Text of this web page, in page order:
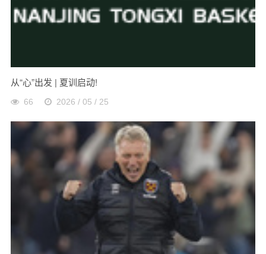
从“心”出发 | 夏训启动!
66 2026 / 05 / 25